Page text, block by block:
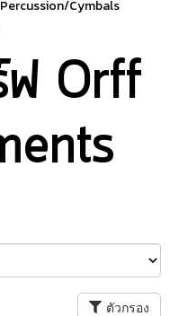
Cymbals
ฟ Orff
ตัวกรอง